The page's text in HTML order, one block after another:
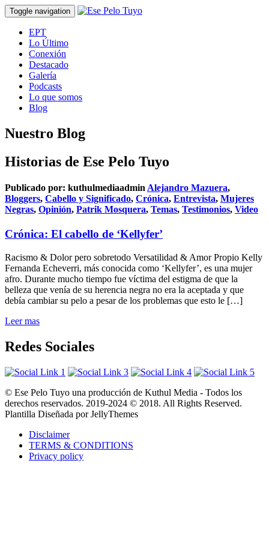
Toggle navigation
EPT
Lo Último
Conexión
Destacado
Galería
Podcasts
Lo que somos
Blog
Nuestro Blog
Historias de Ese Pelo Tuyo
Publicado por: kuthulmediaadmin Alejandro Mazuera,
Bloggers, Cabello y Significado, Crónica, Entrevista, Mujeres
Negras, Opinión, Patrik Mosquera, Temas, Testimonios, Video
Crónica: El cabello de ‘Kellyfer’
Racismo & Dolor pero sobretodo Versatilidad & Amor Propio Kelly
Fernanda Echeverri, más conocida como ‘Kellyfer’, es una mujer
afro. Durante mucho tiempo fue víctima del estigma de que la
belleza que venía de su herencia negra no era la aceptada y que
debía cambiar su pelo a pesar de los problemas que esto le […]
Leer mas
Redes Sociales
© Ese Pelo Tuyo una producción de Kuthul Media - Todos los
derechos reservados. 2019-2024 © 2018. All Rights Reserved.
Plantilla Diseñada por JellyThemes
Disclaimer
TERMS & CONDITIONS
Privacy policy